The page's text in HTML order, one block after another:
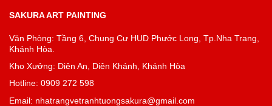
SAKURA ART PAINTING
Văn Phòng: Tầng 6, Chung Cư HUD Phước Long, Tp.Nha Trang,
Khánh Hòa.
Kho Xưởng: Diên An, Diên Khánh, Khánh Hòa
Hotline: 0909 272 598
Email: nhatrangvetranhtuongsakura@gmail.com